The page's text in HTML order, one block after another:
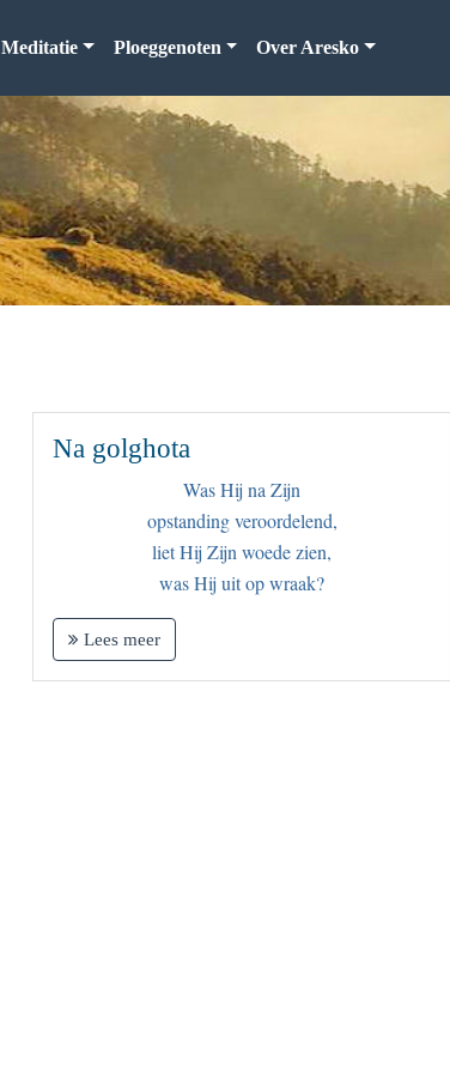
Meditatie Ploeggenoten Over Aresko
Na golghota
Was Hij na Zijn
opstanding veroordelend,
liet Hij Zijn woede zien,
was Hij uit op wraak?
Lees meer